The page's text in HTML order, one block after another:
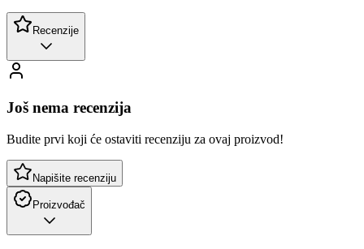
Recenzije
Još nema recenzija
Budite prvi koji će ostaviti recenziju za ovaj proizvod!
Napišite recenziju
Proizvođač